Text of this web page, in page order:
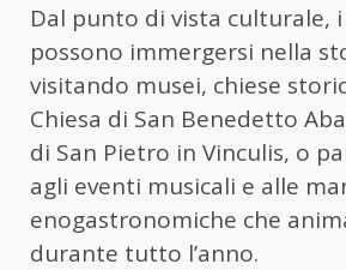
Dal punto di vista culturale,
possono immergersi nella
visitando musei, chiese
Chiesa di San Benedetto
di San Pietro in Vinculis, o
agli eventi musicali e alle
enogastronomiche che
durante tutto l’anno.